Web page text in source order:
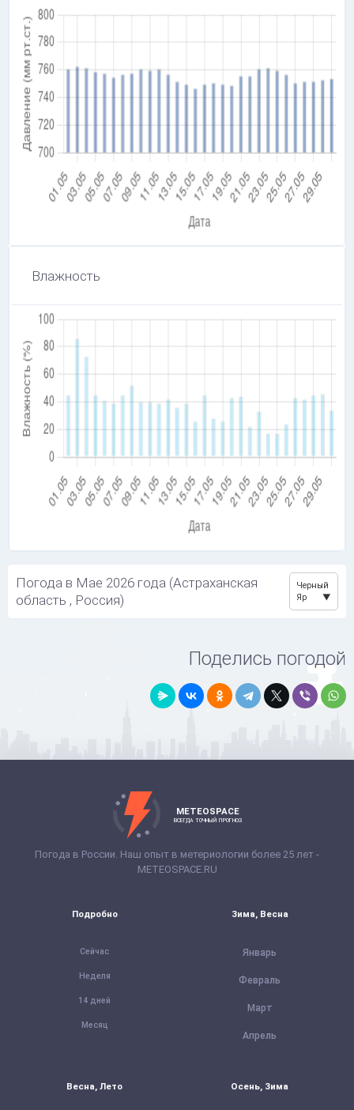
Влажность
Погода в Мае 2026 года (Астраханская
область , Россия)
Черный
Яр
Поделись погодой
METEOSPACE
ВСЕГДА ТОЧНЫЙ ПРОГНОЗ
Погода в России. Наш опыт в метериологии более 25 лет -
METEOSPACE.RU
Подробно
Сейчас
Неделя
14 дней
Месяц
Зима, Весна
Январь
Февраль
Март
Апрель
Весна, Лето Осень, Зима